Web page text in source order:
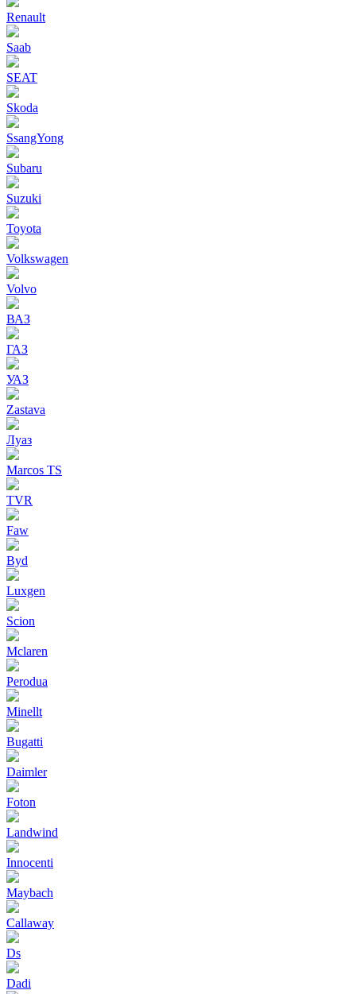
Renault
Saab
SEAT
Skoda
SsangYong
Subaru
Suzuki
Toyota
Volkswagen
Volvo
ВАЗ
ГАЗ
УАЗ
Zastava
Луаз
Marcos TS
TVR
Faw
Byd
Luxgen
Scion
Mclaren
Perodua
Minellt
Bugatti
Daimler
Foton
Landwind
Innocenti
Maybach
Callaway
Ds
Dadi